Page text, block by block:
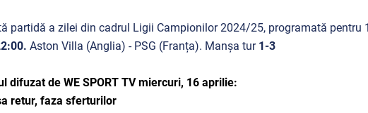
partidă a zilei din cadrul Ligii Campionilor 2024/25, programată pentru
Aston Villa (Anglia) - PSG (Franța). Manșa tur 1-3
difuzat de WE SPORT TV miercuri, 16 aprilie:
retur, faza sferturilor